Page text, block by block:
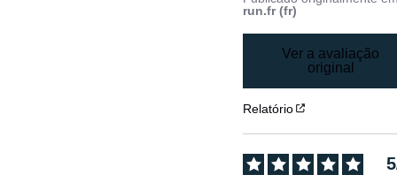
run.fr (fr)
Ver a avaliação
original
Relatório
5